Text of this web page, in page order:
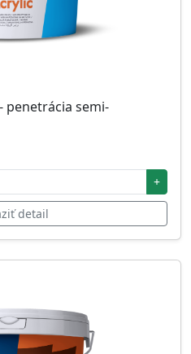
penetrácia semi-
+
detail